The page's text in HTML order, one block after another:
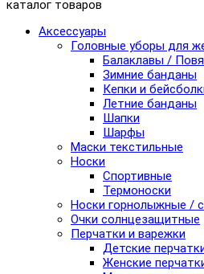
каталог товаров
Аксессуары
Головные уборы для
Балаклавы /
Зимние банданы
Кепки и
Летние банданы
Шапки
Шарфы
Маски текстильные
Носки
Спортивные
Термоноски
Носки горнолыжные /
Очки солнцезащитные
Перчатки и варежки
Детские
Женские